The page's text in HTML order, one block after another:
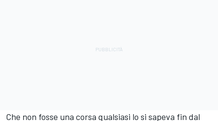
Che non fosse una corsa qualsiasi lo si sapeva fin dal